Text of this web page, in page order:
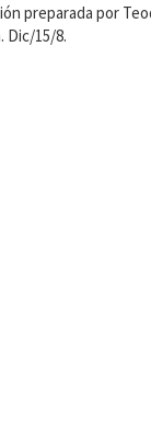
preparada por
Dic/15/8.